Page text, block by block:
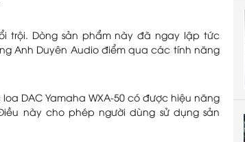
trội. Dòng sản phẩm này đã ngay lập tức
Anh Duyên Audio điểm qua các tính năng
DAC Yamaha WXA-50 có được hiệu năng
này cho phép người dùng sử dụng sản